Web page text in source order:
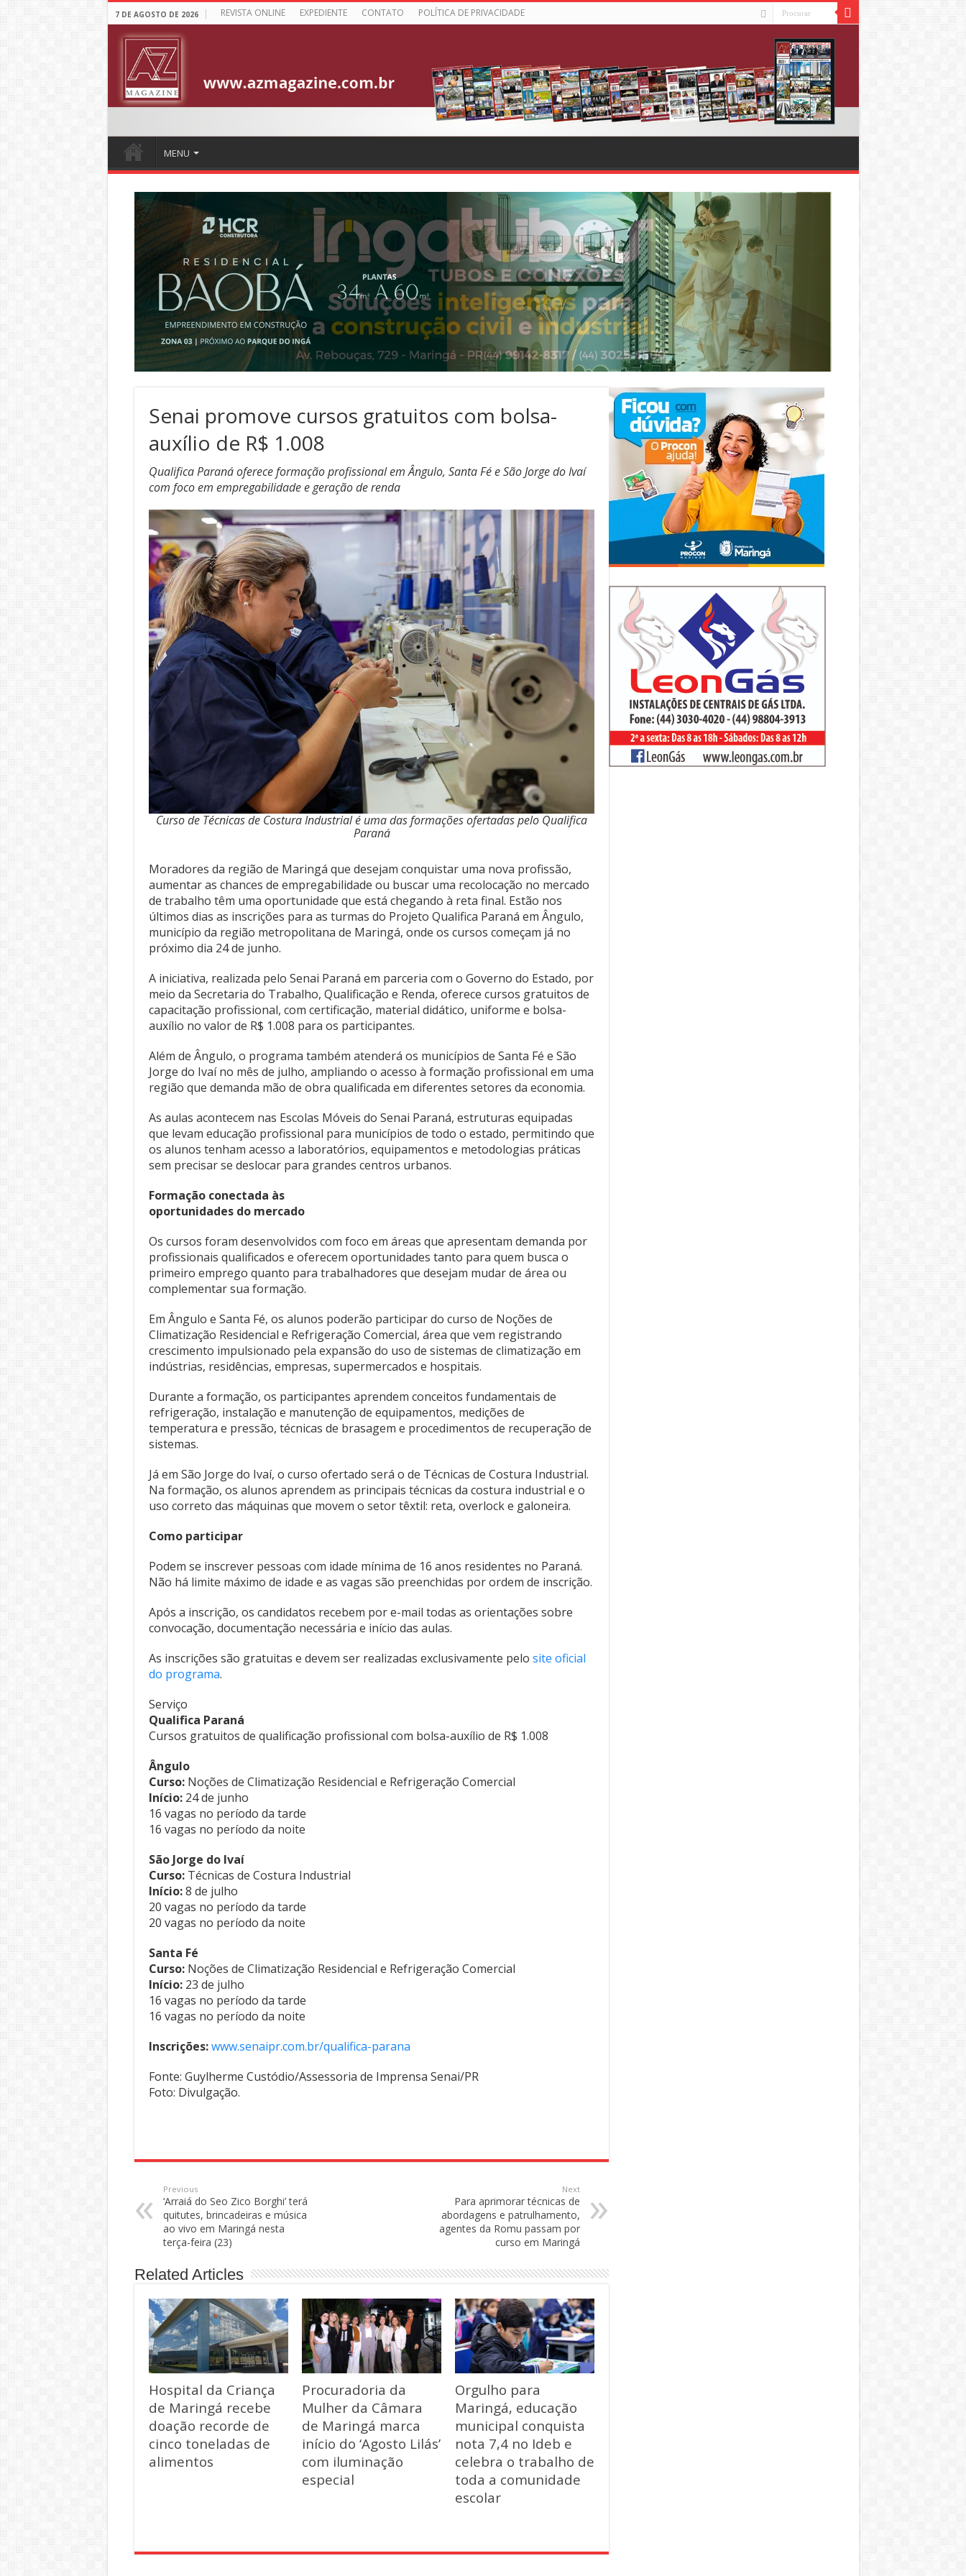
7 DE AGOSTO DE 2026 REVISTA ONLINE EXPEDIENTE CONTATO POLÍTICA DE PRIVACIDADE
MENU
Senai promove cursos gratuitos com bolsa-
auxílio de R$ 1.008
Qualifica Paraná oferece formação profissional em Ângulo, Santa Fé e São Jorge do Ivaí
com foco em empregabilidade e geração de renda
Curso de Técnicas de Costura Industrial é uma das formações ofertadas pelo Qualifica
Paraná
Moradores da região de Maringá que desejam conquistar uma nova profissão,
aumentar as chances de empregabilidade ou buscar uma recolocação no mercado
de trabalho têm uma oportunidade que está chegando à reta final. Estão nos
últimos dias as inscrições para as turmas do Projeto Qualifica Paraná em Ângulo,
município da região metropolitana de Maringá, onde os cursos começam já no
próximo dia 24 de junho.
A iniciativa, realizada pelo Senai Paraná em parceria com o Governo do Estado, por
meio da Secretaria do Trabalho, Qualificação e Renda, oferece cursos gratuitos de
capacitação profissional, com certificação, material didático, uniforme e bolsa-
auxílio no valor de R$ 1.008 para os participantes.
Além de Ângulo, o programa também atenderá os municípios de Santa Fé e São
Jorge do Ivaí no mês de julho, ampliando o acesso à formação profissional em uma
região que demanda mão de obra qualificada em diferentes setores da economia.
As aulas acontecem nas Escolas Móveis do Senai Paraná, estruturas equipadas
que levam educação profissional para municípios de todo o estado, permitindo que
os alunos tenham acesso a laboratórios, equipamentos e metodologias práticas
sem precisar se deslocar para grandes centros urbanos.
Formação conectada às
oportunidades do mercado
Os cursos foram desenvolvidos com foco em áreas que apresentam demanda por
profissionais qualificados e oferecem oportunidades tanto para quem busca o
primeiro emprego quanto para trabalhadores que desejam mudar de área ou
complementar sua formação.
Em Ângulo e Santa Fé, os alunos poderão participar do curso de Noções de
Climatização Residencial e Refrigeração Comercial, área que vem registrando
crescimento impulsionado pela expansão do uso de sistemas de climatização em
indústrias, residências, empresas, supermercados e hospitais.
Durante a formação, os participantes aprendem conceitos fundamentais de
refrigeração, instalação e manutenção de equipamentos, medições de
temperatura e pressão, técnicas de brasagem e procedimentos de recuperação de
sistemas.
Já em São Jorge do Ivaí, o curso ofertado será o de Técnicas de Costura Industrial.
Na formação, os alunos aprendem as principais técnicas da costura industrial e o
uso correto das máquinas que movem o setor têxtil: reta, overlock e galoneira.
Como participar
Podem se inscrever pessoas com idade mínima de 16 anos residentes no Paraná.
Não há limite máximo de idade e as vagas são preenchidas por ordem de inscrição.
Após a inscrição, os candidatos recebem por e-mail todas as orientações sobre
convocação, documentação necessária e início das aulas.
As inscrições são gratuitas e devem ser realizadas exclusivamente pelo site oficial
do programa.
Serviço
Qualifica Paraná
Cursos gratuitos de qualificação profissional com bolsa-auxílio de R$ 1.008
Ângulo
Curso: Noções de Climatização Residencial e Refrigeração Comercial
Início: 24 de junho
16 vagas no período da tarde
16 vagas no período da noite
São Jorge do Ivaí
Curso: Técnicas de Costura Industrial
Início:8 de julho
20 vagas no período da tarde
20 vagas no período da noite
Santa Fé
Curso: Noções de Climatização Residencial e Refrigeração Comercial
Início: 23 de julho
16 vagas no período da tarde
16 vagas no período da noite
Inscrições:www.senaipr.com.br/qualifica-parana
Fonte: Guylherme Custódio/Assessoria de Imprensa Senai/PR
Foto: Divulgação.
Previous
‘Arraiá do Seo Zico Borghi’ terá
quitutes, brincadeiras e música
ao vivo em Maringá nesta
terça-feira (23)
Next
Para aprimorar técnicas de
abordagens e patrulhamento,
agentes da Romu passam por
curso em Maringá
Related Articles
Hospital da Criança
de Maringá recebe
doação recorde de
cinco toneladas de
alimentos
Procuradoria da
Mulher da Câmara
de Maringá marca
início do ‘Agosto Lilás’
com iluminação
especial
Orgulho para
Maringá, educação
municipal conquista
nota 7,4 no Ideb e
celebra o trabalho de
toda a comunidade
escolar